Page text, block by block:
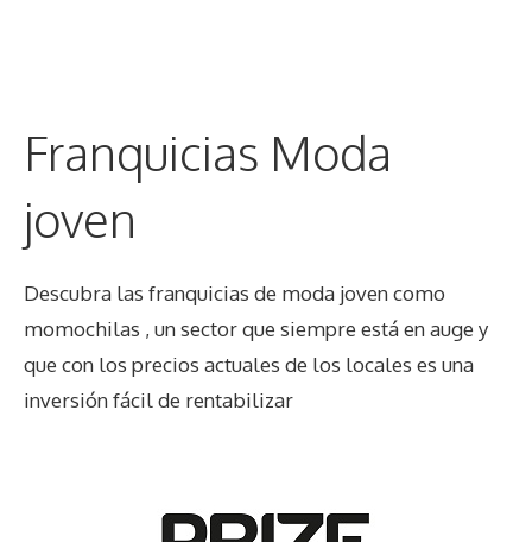
Franquicias Moda
joven
Descubra las franquicias de moda joven como
momochilas , un sector que siempre está en auge y
que con los precios actuales de los locales es una
inversión fácil de rentabilizar